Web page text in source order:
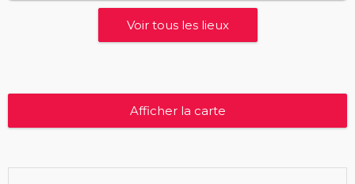
Voir tous les lieux
Afficher la carte